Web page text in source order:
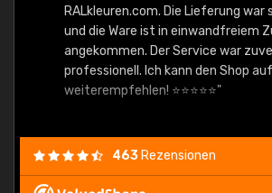
RALkleuren.com. Die Lieferung war
und die Ware ist in einwandfreiem
angekommen. Der Service war
professionell. Ich kann den Shop auf
weiterempfehlen! ⭐⭐⭐⭐⭐"
463 Rezensionen